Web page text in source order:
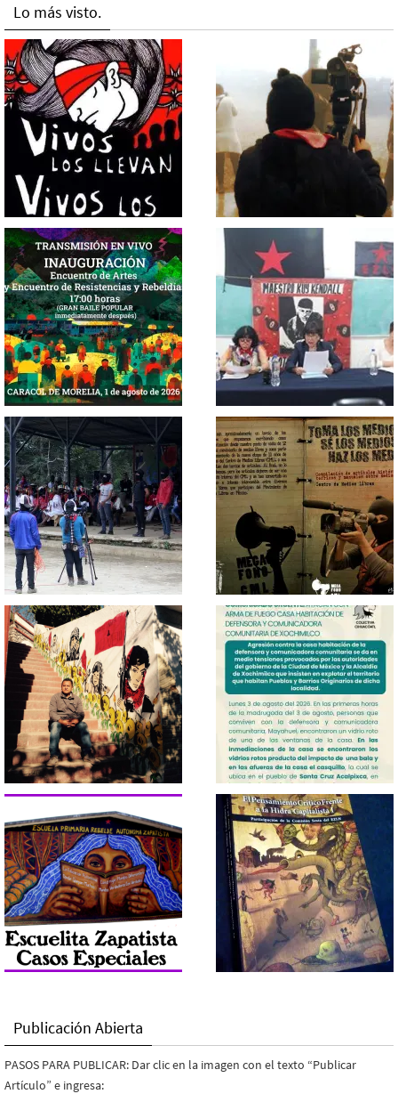
Lo más visto.
Publicación Abierta
PASOS PARA PUBLICAR: Dar clic en la imagen con el texto “Publicar
Artículo” e ingresa: